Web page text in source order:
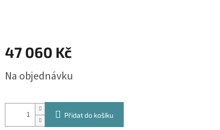
47 060 Kč
cena:
Na objednávku
Přidat do košíku